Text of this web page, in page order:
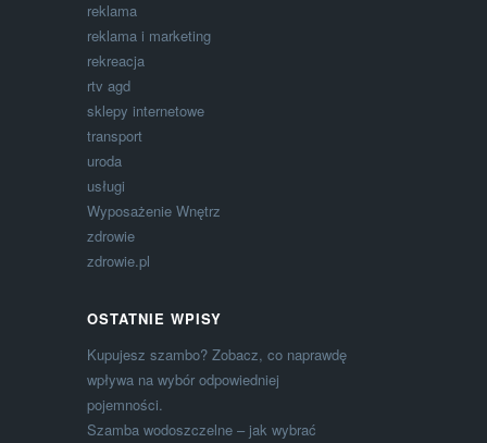
reklama
reklama i marketing
rekreacja
rtv agd
sklepy internetowe
transport
uroda
usługi
Wyposażenie Wnętrz
zdrowie
zdrowie.pl
OSTATNIE WPISY
Kupujesz szambo? Zobacz, co naprawdę
wpływa na wybór odpowiedniej
pojemności.
Szamba wodoszczelne – jak wybrać